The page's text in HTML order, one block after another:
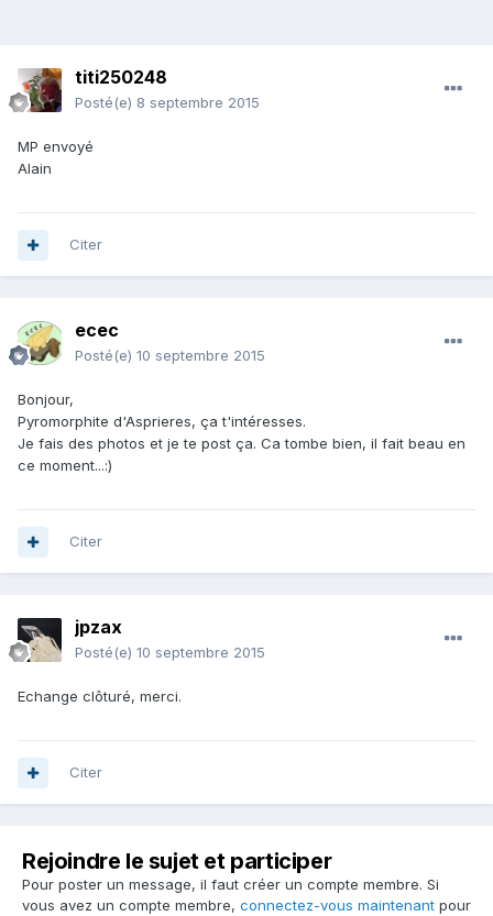
titi250248
Posté(e) 8 septembre 2015
MP envoyé
Alain
Citer
ecec
Posté(e) 10 septembre 2015
Bonjour,
Pyromorphite d'Asprieres, ça t'intéresses.
Je fais des photos et je te post ça. Ca tombe bien, il fait beau en
ce moment...:)
Citer
jpzax
Posté(e) 10 septembre 2015
Echange clôturé, merci.
Citer
Rejoindre le sujet et participer
Pour poster un message, il faut créer un compte membre. Si
vous avez un compte membre, connectez-vous maintenant pour